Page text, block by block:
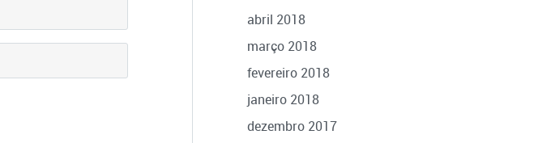
abril 2018
março 2018
fevereiro 2018
janeiro 2018
dezembro 2017